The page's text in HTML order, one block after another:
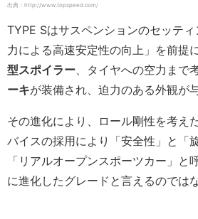
出典：http://www.topspeed.com/
TYPE Sはサスペンションのセッテ
力による高速安定性の向上」を前提
型スポイラー 、タイヤへの空力まで
ーキが装備され、迫力のある外観が
その進化により、ロール剛性を考え
バイスの採用により「安全性」と「
「リアルオープンスポーツカー」と
に進化したグレードと言えるのでは